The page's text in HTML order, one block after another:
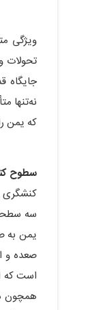
ویژگی
تحولات
جایگاه
نه‌تنها
که یمن
سطوح
کنشگری
سه
یمن به
صعده و
است که
همچون